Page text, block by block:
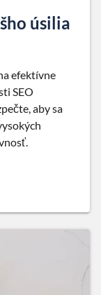
úsilia
efektívne
SEO
aby sa